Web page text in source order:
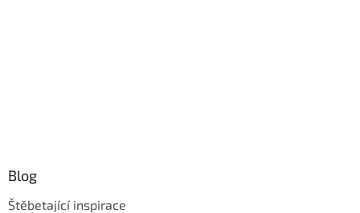
Blog
Štěbetající inspirace